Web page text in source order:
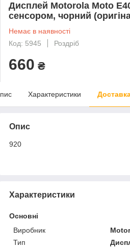
Дисплей Motorola Moto
сенсором, чорний
Немає в наявності
Код: 5945
Роздріб
660 ₴
Характеристики
Опис
920
Характеристики
Основні
Виробник
Тип